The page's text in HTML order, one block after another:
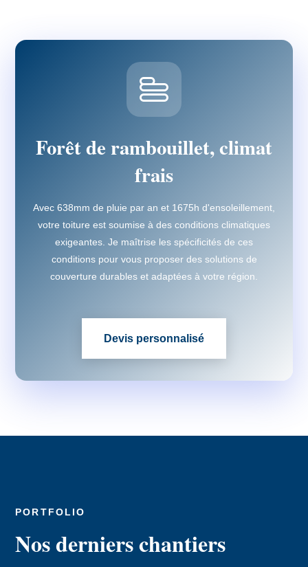
Forêt de rambouillet, climat
frais
Avec 638mm de pluie par an et 1675h d'ensoleillement,
votre toiture est soumise à des conditions climatiques
exigeantes. Je maîtrise les spécificités de ces
conditions pour vous proposer des solutions de
couverture durables et adaptées à votre région.
Devis personnalisé
PORTFOLIO
Nos derniers chantiers